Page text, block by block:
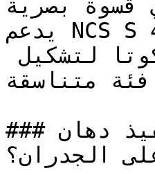
قسوة بصرية.
يدعم NCS S 4030-R40B لوحات الألوان عند دمجه مع لون
متناسقة.
### ما هي أفضل طريقة لتنفيذ دهان NCS S 4030-R40B
الجدران؟